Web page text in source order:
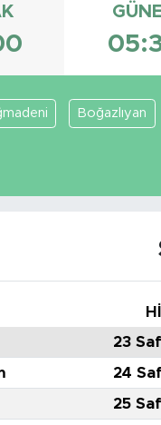
Boğazlıyan
23
24
25